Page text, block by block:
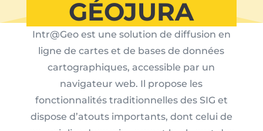
GÉOJURA
Intr@Geo est une solution de diffusion en
ligne de cartes et de bases de données
cartographiques, accessible par un
navigateur web. Il propose les
fonctionnalités traditionnelles des SIG et
dispose d’atouts importants, dont celui de